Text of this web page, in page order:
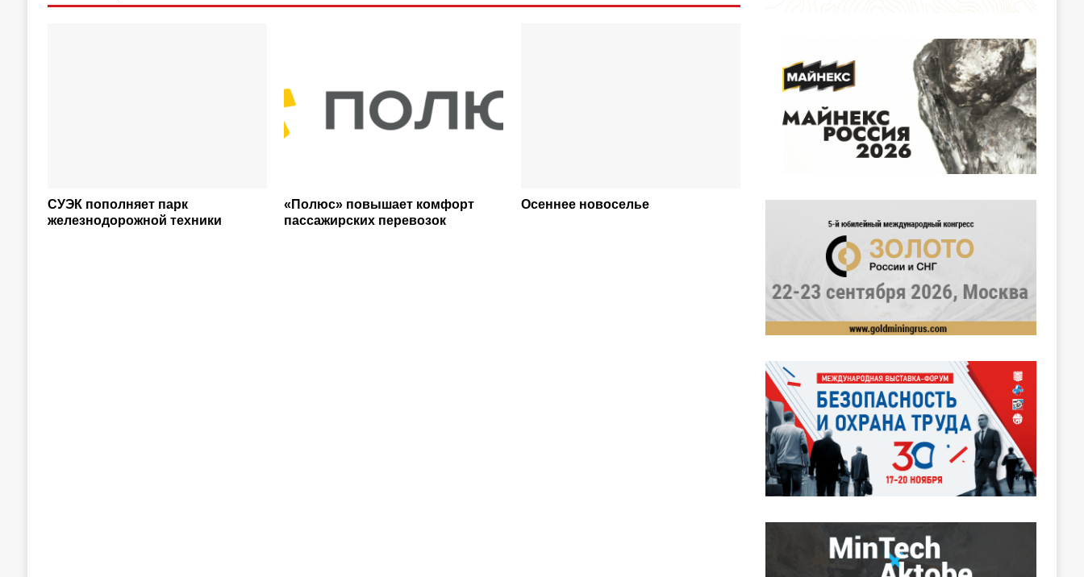
СУЭК пополняет парк
железнодорожной техники
«Полюс» повышает комфорт
пассажирских перевозок
Осеннее новоселье